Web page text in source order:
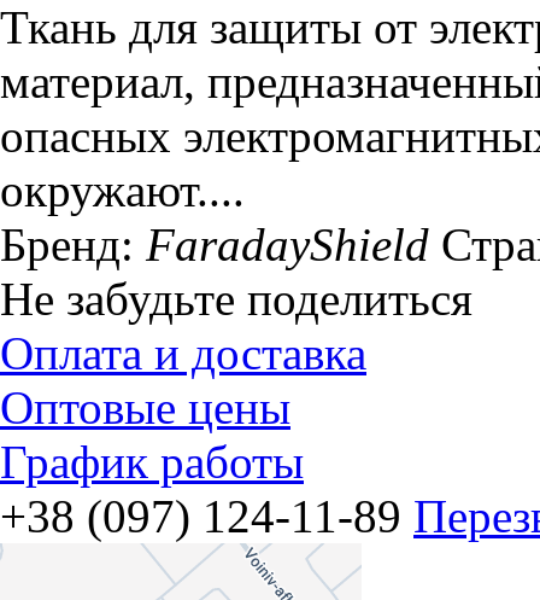
Ткань для защиты от
материал,
опасных
окружают....
Бренд: FaradayShield
Не забудьте поделиться
Оплата и доставка
Оптовые цены
График работы
+38 (097) 124-11-89